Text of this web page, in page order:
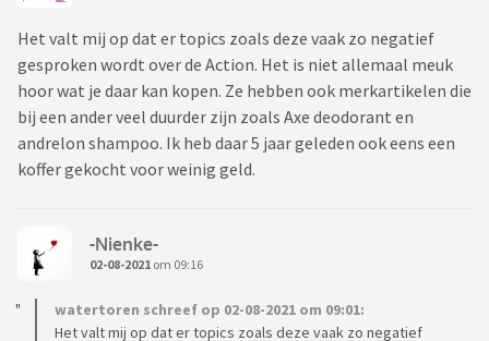
Het valt mij op dat er topics zoals deze vaak zo negatief
gesproken wordt over de Action. Het is niet allemaal meuk
hoor wat je daar kan kopen. Ze hebben ook merkartikelen die
bij een ander veel duurder zijn zoals Axe deodorant en
andrelon shampoo. Ik heb daar 5 jaar geleden ook eens een
koffer gekocht voor weinig geld.
-Nienke-
02-08-2021 om 09:16
watertoren schreef op 02-08-2021 om 09:01:
Het valt mij op dat er topics zoals deze vaak zo negatief